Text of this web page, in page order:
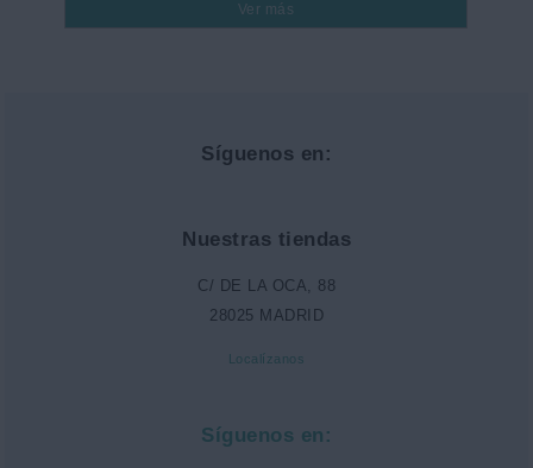
Ver más
Síguenos en:
Nuestras tiendas
C/ DE LA OCA, 88
28025 MADRID
Localízanos
Síguenos en: